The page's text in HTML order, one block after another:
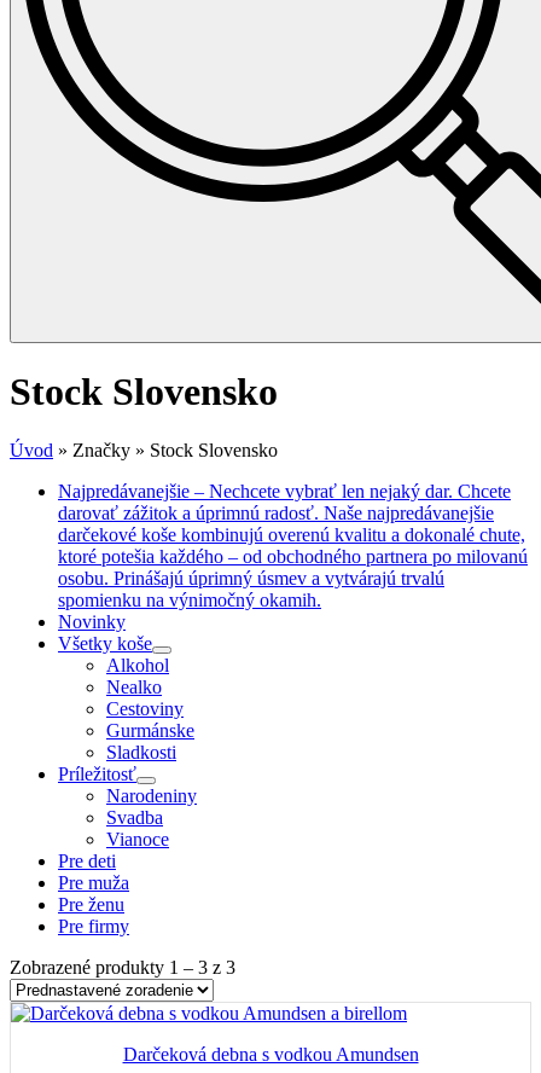
Stock Slovensko
Úvod » Značky » Stock Slovensko
Najpredávanejšie – Nechcete vybrať len nejaký dar. Chcete
darovať zážitok a úprimnú radosť. Naše najpredávanejšie
darčekové koše kombinujú overenú kvalitu a dokonalé chute,
ktoré potešia každého – od obchodného partnera po milovanú
osobu. Prinášajú úprimný úsmev a vytvárajú trvalú
spomienku na výnimočný okamih.
Novinky
Všetky koše
Alkohol
Nealko
Cestoviny
Gurmánske
Sladkosti
Príležitosť
Narodeniny
Svadba
Vianoce
Pre deti
Pre muža
Pre ženu
Pre firmy
Zobrazené produkty 1 – 3 z 3
Darčeková debna s vodkou Amundsen